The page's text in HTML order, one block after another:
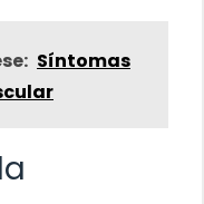
Síntomas